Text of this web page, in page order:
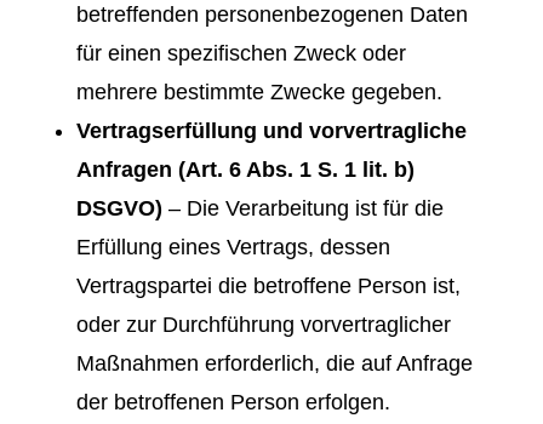
betreffenden personenbezogenen Daten
für einen spezifischen Zweck oder
mehrere bestimmte Zwecke gegeben.
Vertragserfüllung und vorvertragliche
Anfragen (Art. 6 Abs. 1 S. 1 lit. b)
DSGVO) – Die Verarbeitung ist für die
Erfüllung eines Vertrags, dessen
Vertragspartei die betroffene Person ist,
oder zur Durchführung vorvertraglicher
Maßnahmen erforderlich, die auf Anfrage
der betroffenen Person erfolgen.